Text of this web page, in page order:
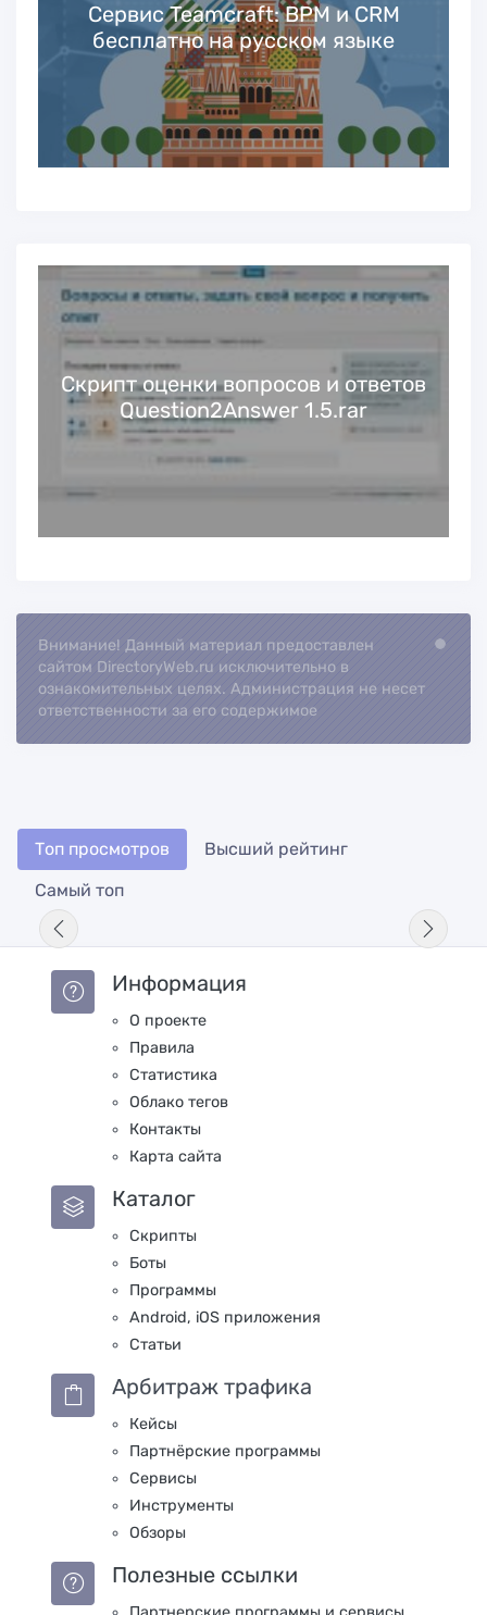
Сервис Teamcraft: BPM и CRM
бесплатно на русском языке
Cкрипт оценки вопросов и ответов
Question2Answer 1.5.rar
Внимание! Данный материал предоставлен
сайтом DirectoryWeb.ru исключительно в
ознакомительных целях. Администрация не несет
ответственности за его содержимое
Топ просмотров
Высший рейтинг
Самый топ
Информация
О проекте
Правила
Статистика
Облако тегов
Контакты
Карта сайта
Каталог
Скрипты
Боты
Программы
Android, iOS приложения
Статьи
Арбитраж трафика
Кейсы
Партнёрские программы
Сервисы
Инструменты
Обзоры
Полезные ссылки